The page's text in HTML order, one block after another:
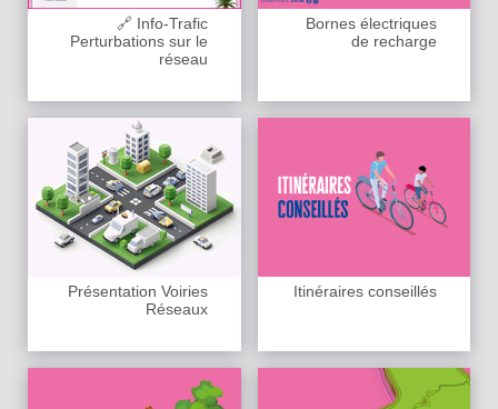
🔗 Info-Trafic
Perturbations sur le
réseau
Bornes électriques
de recharge
Présentation Voiries
Réseaux
Itinéraires conseillés